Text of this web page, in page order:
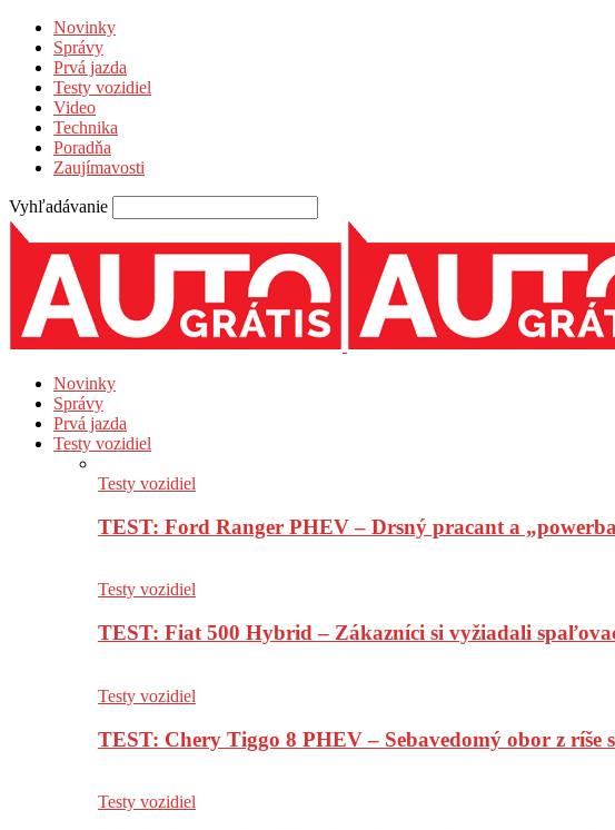
Novinky
Správy
Prvá jazda
Testy vozidiel
Video
Technika
Poradňa
Zaujímavosti
Vyhľadávanie
Novinky
Správy
Prvá jazda
Testy vozidiel
Testy vozidiel
TEST: Ford Ranger PHEV – Drsný pracant a
Testy vozidiel
TEST: Fiat 500 Hybrid – Zákazníci si vyžiadali
Testy vozidiel
TEST: Chery Tiggo 8 PHEV – Sebavedomý obor z ríše
Testy vozidiel